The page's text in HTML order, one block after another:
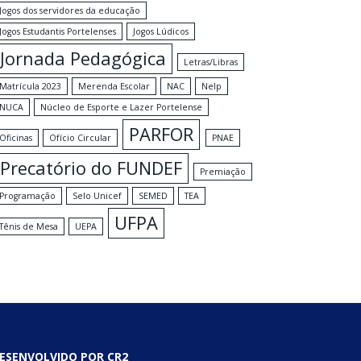
Jogos dos servidores da educação
Jogos Estudantis Portelenses
Jogos Lúdicos
Jornada Pedagógica Letras/Libras
Matrícula 2023 Merenda Escolar NAC
Nelp
NUCA
Núcleo de Esporte e Lazer Portelense
Oficinas Ofício Circular PARFOR PNAE
Precatório do FUNDEF Premiação
Programação Selo Unicef SEMED TEA
Tênis de Mesa UEPA UFPA
POR CR2